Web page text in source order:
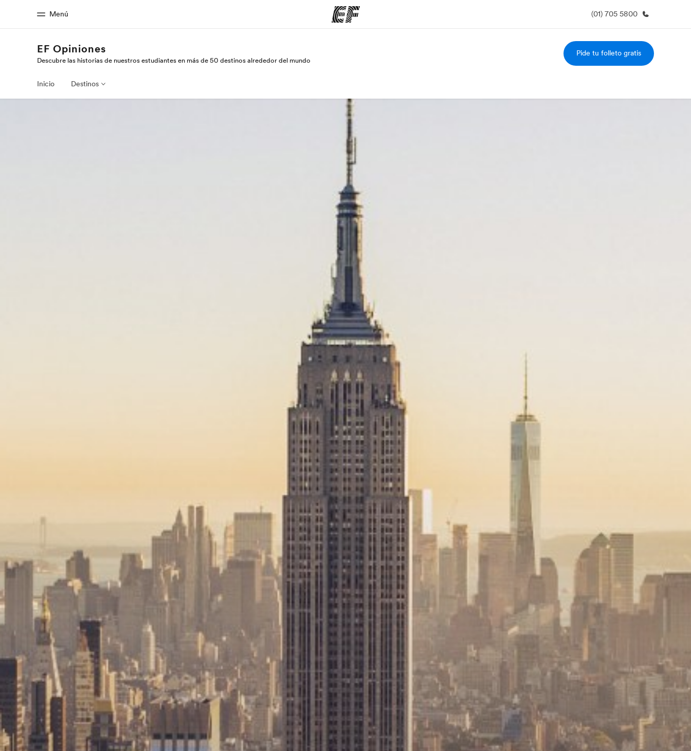
Menú (01) 705 5800
Inicio
Bienvenido a EF
Programas Trabajos
EF Opiniones
Descubre las historias de nuestros estudiantes en más de 50 destinos alrededor del mundo
Pide tu folleto gratis
Inicio Destinos